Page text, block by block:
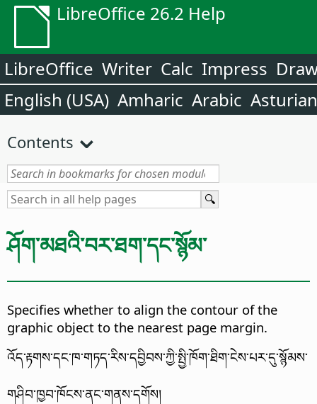
LibreOffice 26.2 Help
LibreOffice Writer Calc Impress
English (USA) Amharic Arabic Asturian
Contents
ཤོག་མཐའི་བར་ཐག་དང་སྙོམ་
Specifies whether to align the contour of the
graphic object to the nearest page margin.
འོད་རྟགས་དང་ཁ་གཏད་རིས་དབྱིབས་ཀྱི་སྤྱི་ཁོག་ཐིག་ངེས་པར་དུ་སྙོམས་
གཤིབ་ཁྱབ་ཁོངས་ནང་གནས་དགོས།